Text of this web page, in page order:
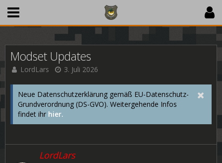
Modset Updates
LordLars 3. Juli 2026
Neue Datenschutzerklärung gemäß EU-Datenschutz-
Grundverordnung (DS-GVO). Weitergehende Infos
findet ihr hier.
LordLars